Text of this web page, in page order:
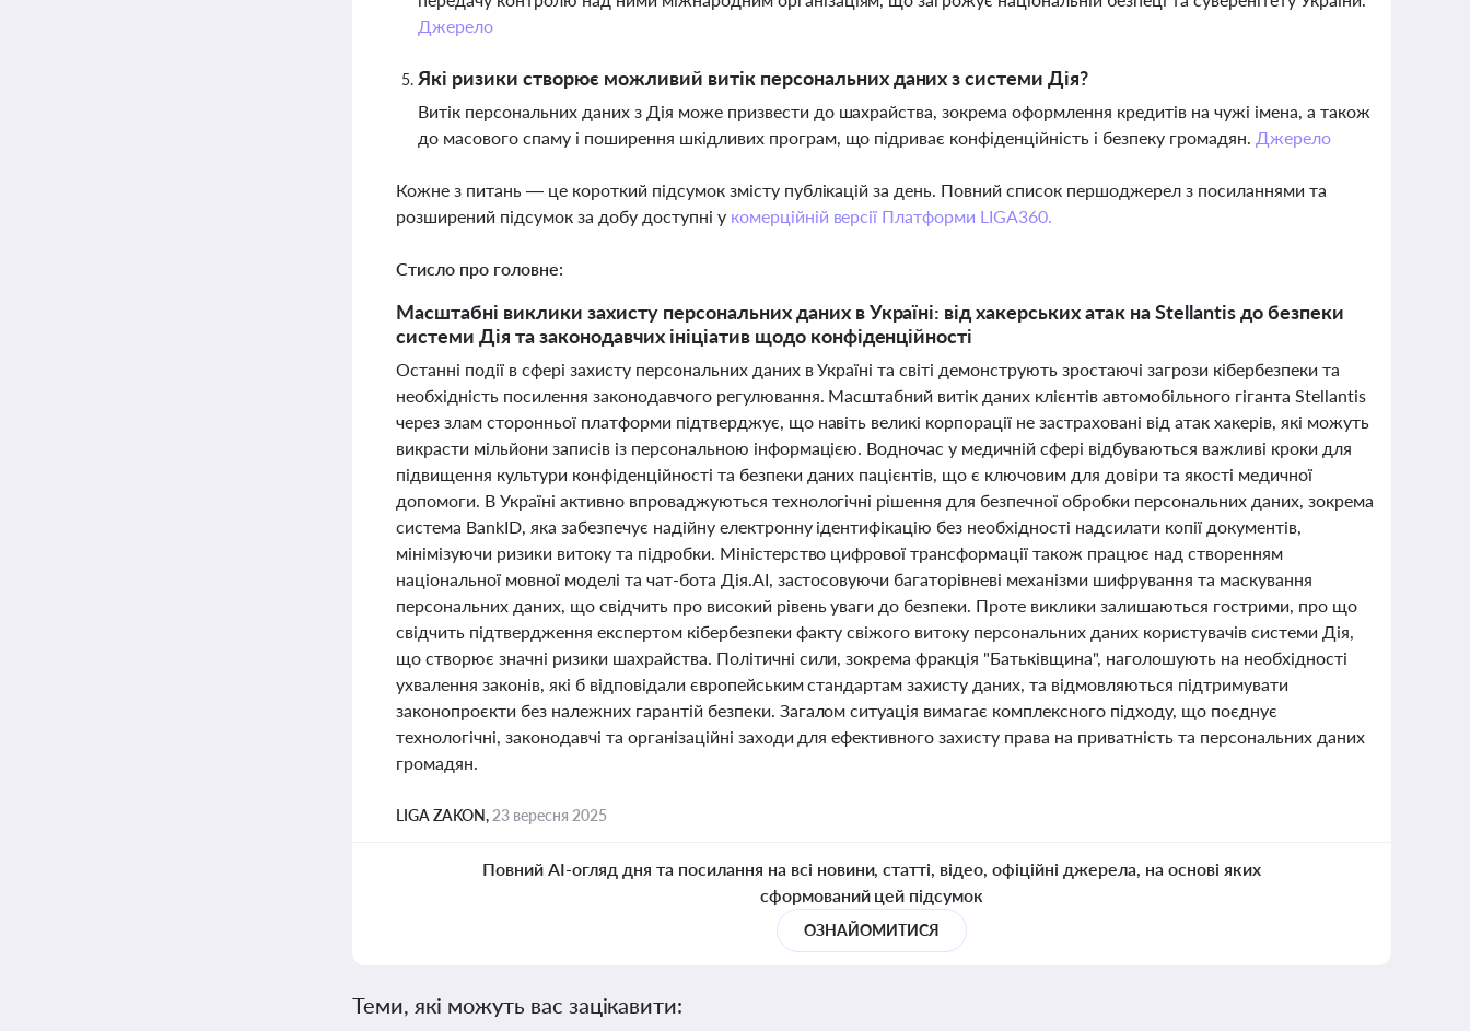
Джерело
Які ризики створює можливий витік персональних даних з системи Дія?
Витік персональних даних з Дія може призвести до шахрайства, зокрема оформлення кредитів на чужі імена, а також
до масового спаму і поширення шкідливих програм, що підриває конфіденційність і безпеку громадян. Джерело
Кожне з питань — це короткий підсумок змісту публікацій за день. Повний список першоджерел з посиланнями та
розширений підсумок за добу доступні у комерційній версії Платформи LIGA360.
Стисло про головне:
Масштабні виклики захисту персональних даних в Україні: від хакерських атак на Stellantis до безпеки
системи Дія та законодавчих ініціатив щодо конфіденційності
Останні події в сфері захисту персональних даних в Україні та світі демонструють зростаючі загрози кібербезпеки та
необхідність посилення законодавчого регулювання. Масштабний витік даних клієнтів автомобільного гіганта Stellantis
через злам сторонньої платформи підтверджує, що навіть великі корпорації не застраховані від атак хакерів, які можуть
викрасти мільйони записів із персональною інформацією. Водночас у медичній сфері відбуваються важливі кроки для
підвищення культури конфіденційності та безпеки даних пацієнтів, що є ключовим для довіри та якості медичної
допомоги. В Україні активно впроваджуються технологічні рішення для безпечної обробки персональних даних, зокрема
система BankID, яка забезпечує надійну електронну ідентифікацію без необхідності надсилати копії документів,
мінімізуючи ризики витоку та підробки. Міністерство цифрової трансформації також працює над створенням
національної мовної моделі та чат-бота Дія.AI, застосовуючи багаторівневі механізми шифрування та маскування
персональних даних, що свідчить про високий рівень уваги до безпеки. Проте виклики залишаються гострими, про що
свідчить підтвердження експертом кібербезпеки факту свіжого витоку персональних даних користувачів системи Дія,
що створює значні ризики шахрайства. Політичні сили, зокрема фракція "Батьківщина", наголошують на необхідності
ухвалення законів, які б відповідали європейським стандартам захисту даних, та відмовляються підтримувати
законопроєкти без належних гарантій безпеки. Загалом ситуація вимагає комплексного підходу, що поєднує
технологічні, законодавчі та організаційні заходи для ефективного захисту права на приватність та персональних даних
громадян.
LIGA ZAKON, 23 вересня 2025
Повний AI-огляд дня та посилання на всі новини, статті, відео, офіційні джерела, на основі яких
сформований цей підсумок
ОЗНАЙОМИТИСЯ
Теми, які можуть вас зацікавити: